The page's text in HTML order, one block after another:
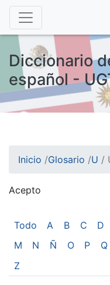
Diccionario
español -
Inicio /Glosario /U /
Acepto
Todo A B C D
M
N Ñ O P Q
Z